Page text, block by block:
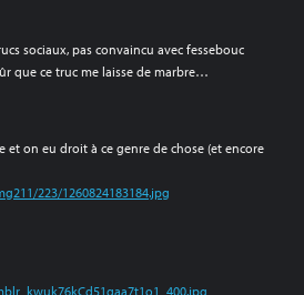
sociaux, pas convaincu avec fessebouc
que ce truc me laisse de marbre…
et on eu droit à ce genre de chose (et encore
223/1260824183184.jpg